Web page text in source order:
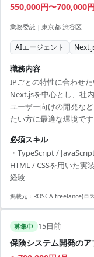
550,000円〜700,000
業務委託 | 東京都 渋谷区
AIエージェント
職務内容
IPごとの特性に合わせ
Next.jsを中心とし、社
ユーザー向けの開発な
たい方に最適な環境です
必須スキル
・TypeScript /
HTML / CSSを用いた実
経験
掲載元： ROSCA freelance(ロ
募集中 15日前
保険システム開発の